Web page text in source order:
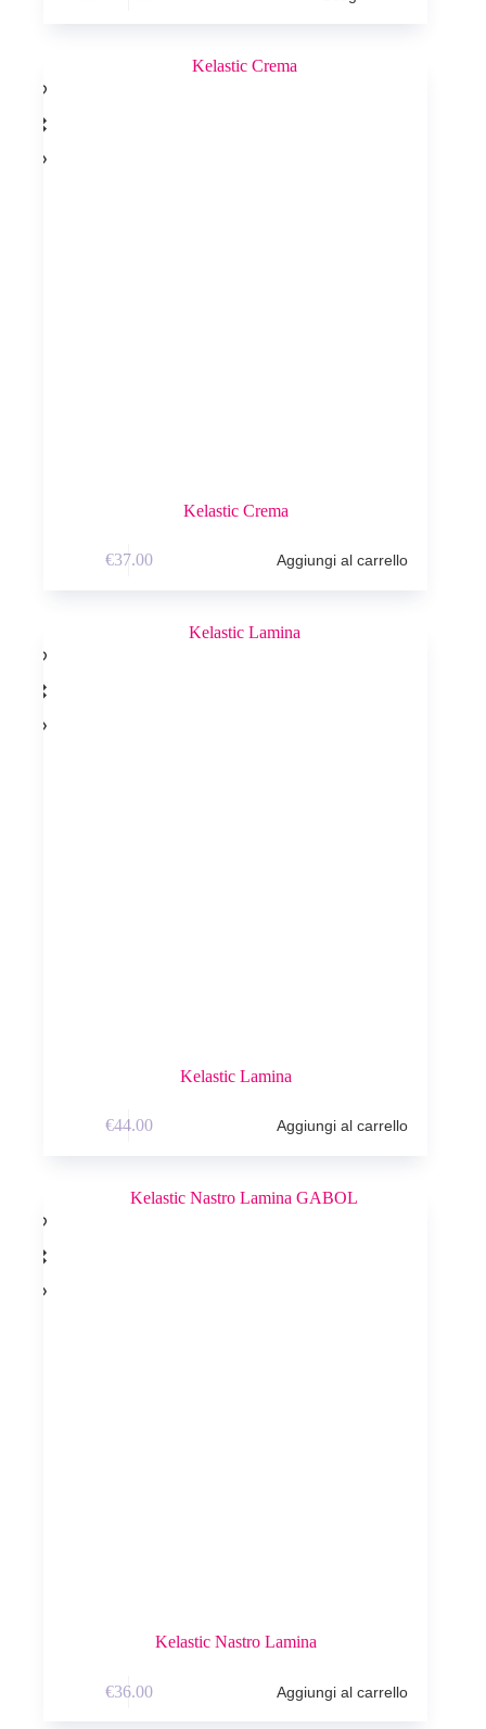
Kelastic Crema
€37.00 Aggiungi al carrello
Kelastic Lamina
€44.00 Aggiungi al carrello
Kelastic Nastro Lamina
€36.00 Aggiungi al carrello